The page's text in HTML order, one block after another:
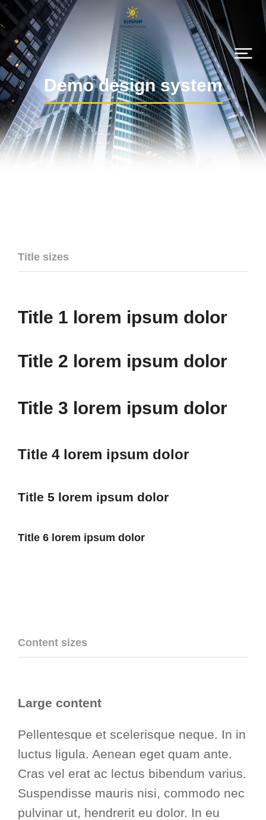
Demo design system
Title sizes
Title 1 lorem ipsum dolor
Title 2 lorem ipsum dolor
Title 3 lorem ipsum dolor
Title 4 lorem ipsum dolor
Title 5 lorem ipsum dolor
Title 6 lorem ipsum dolor
Content sizes
Large content
Pellentesque et scelerisque neque. In in
luctus ligula. Aenean eget quam ante.
Cras vel erat ac lectus bibendum varius.
Suspendisse mauris nisi, commodo nec
pulvinar ut, hendrerit eu dolor. In eu